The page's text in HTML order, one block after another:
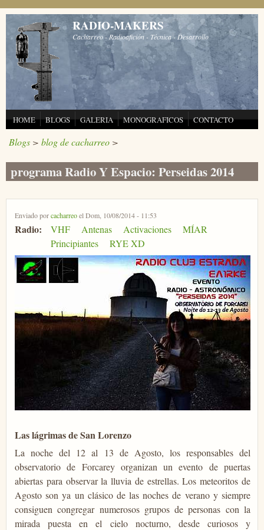
Pasar al contenido principal
RADIO-MAKERS
Cacharreo - Radioafición - Técnica - Desarrollo
HOME BLOGS GALERIA MONOGRAFICOS CONTACTO
Blogs > blog de cacharreo >
programa Radio Y Espacio: Perseidas 2014
Enviado porcacharreoel Dom, 10/08/2014 - 11:53
Radio: VHF Antenas Activaciones
MÍAR
Principiantes
RYE XD
Las lágrimas de San Lorenzo
La noche del 12 al 13 de Agosto, los responsables del
observatorio de Forcarey organizan un evento de puertas
abiertas para observar la lluvia de estrellas. Los meteoritos de
Agosto son ya un clásico de las noches de verano y siempre
consiguen congregar numerosos grupos de personas con la
mirada puesta en el cielo nocturno, desde curiosos y